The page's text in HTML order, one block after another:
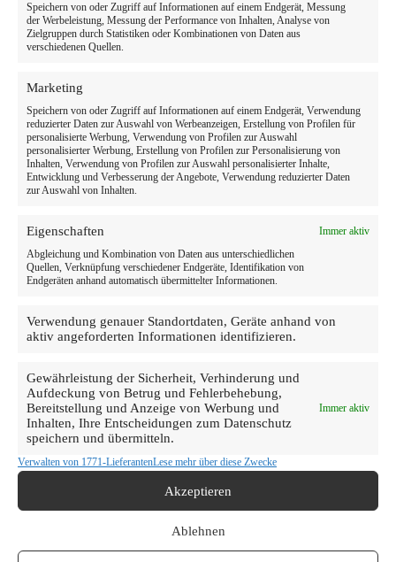
Speichern von oder Zugriff auf Informationen auf einem Endgerät, Messung
der Werbeleistung, Messung der Performance von Inhalten, Analyse von
Zielgruppen durch Statistiken oder Kombinationen von Daten aus
verschiedenen Quellen.
Marketing
Speichern von oder Zugriff auf Informationen auf einem Endgerät, Verwendung
reduzierter Daten zur Auswahl von Werbeanzeigen, Erstellung von Profilen für
personalisierte Werbung, Verwendung von Profilen zur Auswahl
personalisierter Werbung, Erstellung von Profilen zur Personalisierung von
Inhalten, Verwendung von Profilen zur Auswahl personalisierter Inhalte,
Entwicklung und Verbesserung der Angebote, Verwendung reduzierter Daten
zur Auswahl von Inhalten.
Eigenschaften
Immer aktiv
Abgleichung und Kombination von Daten aus unterschiedlichen
Quellen, Verknüpfung verschiedener Endgeräte, Identifikation von
Endgeräten anhand automatisch übermittelter Informationen.
Verwendung genauer Standortdaten, Geräte anhand von
aktiv angeforderten Informationen identifizieren.
Gewährleistung der Sicherheit, Verhinderung und
Aufdeckung von Betrug und Fehlerbehebung,
Bereitstellung und Anzeige von Werbung und
Inhalten, Ihre Entscheidungen zum Datenschutz
speichern und übermitteln.
Immer aktiv
Verwalten von 1771-LieferantenLese mehr über diese Zwecke
Akzeptieren
Ablehnen
Altersgruppe und bieten eine umfassende…
Ilias Albay
19/05/2026
Frankfurt
Wurzelbehandlung Frankfurt – Schmerzfrei
Zahnerhalten bei mydent
Frankfurt bei mydent rettet Ihren Zahn, wenn eine
Infektion die Zahnpulpa befallen hat. Mit modernster
Endodontie-Technik und optimaler Betäubung ist
der Eingriff nahezu schmerzfrei – und verhindert
Ilias Albay
14/05/2026
Frankfurt,Prophylaxe
bei mydent
Prophylaxe in Frankfurt – Vorbeugen ist besser als
heilen Prophylaxe ist die effektivste und
kostengünstigste zahnmedizinische Maßnahme